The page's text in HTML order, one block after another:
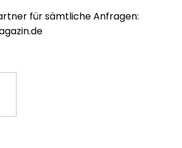
für sämtliche Anfragen: